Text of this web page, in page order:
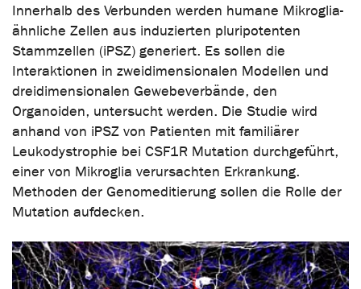
Innerhalb des Verbunden werden humane Mikroglia-
ähnliche Zellen aus induzierten pluripotenten
Stammzellen (iPSZ) generiert. Es sollen die
Interaktionen in zweidimensionalen Modellen und
dreidimensionalen Gewebeverbände, den
Organoiden, untersucht werden. Die Studie wird
anhand von iPSZ von Patienten mit familiärer
Leukodystrophie bei CSF1R Mutation durchgeführt,
einer von Mikroglia verursachten Erkrankung.
Methoden der Genomeditierung sollen die Rolle der
Mutation aufdecken.